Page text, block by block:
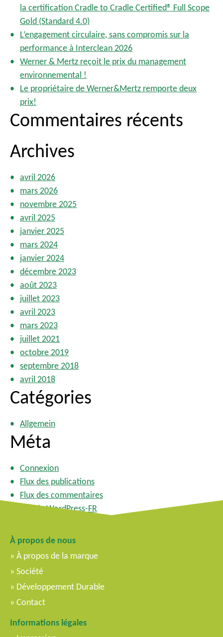
s
u
i
a
t
o
s
la certification Cradle to Cradle Certified® Full Scope
Gold (Standard 4.0)
L’engagement circulaire, sans compromis sur la
performance à Interclean 2026
Werner & Mertz reçoit le prix du management
environnemental !
Le propriétaire de Werner&Mertz remporte deux
prix!
Commentaires récents
Archives
avril 2026
mars 2026
novembre 2025
avril 2025
janvier 2025
mars 2024
janvier 2024
décembre 2023
août 2023
juillet 2023
avril 2023
mars 2023
juillet 2021
octobre 2019
septembre 2018
avril 2018
Catégories
Allgemein
Méta
Connexion
Flux des publications
Flux des commentaires
Site de WordPress-FR
À propos de nous
À propos de la marque
Société
Développement Durable
Contact
Informations légales